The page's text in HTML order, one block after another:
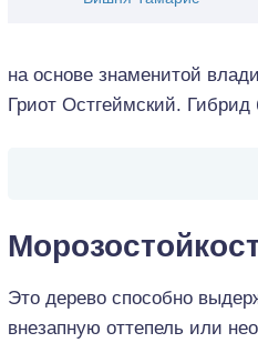
на основе знаменитой
Гриот Остгеймский.
Это дерево способно
внезапную оттепель или